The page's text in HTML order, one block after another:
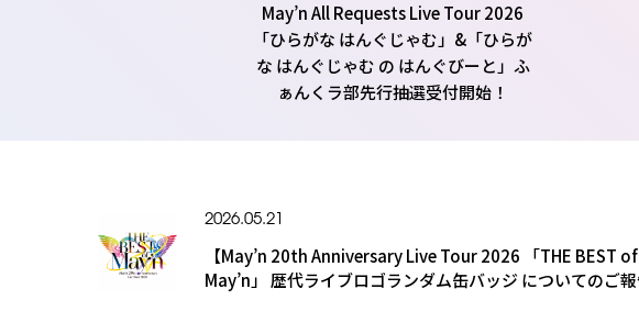
May’n All Requests Live Tour 2026
「ひらがな はんぐじゃむ」&「ひらが
な はんぐじゃむ の はんぐびーと」ふ
ぁんくラ部先行抽選受付開始！
2026.05.21
【May’n 20th Anniversary Live Tour 2026 「THE BEST of
May’n」 歴代ライブロゴランダム缶バッジ についてのご